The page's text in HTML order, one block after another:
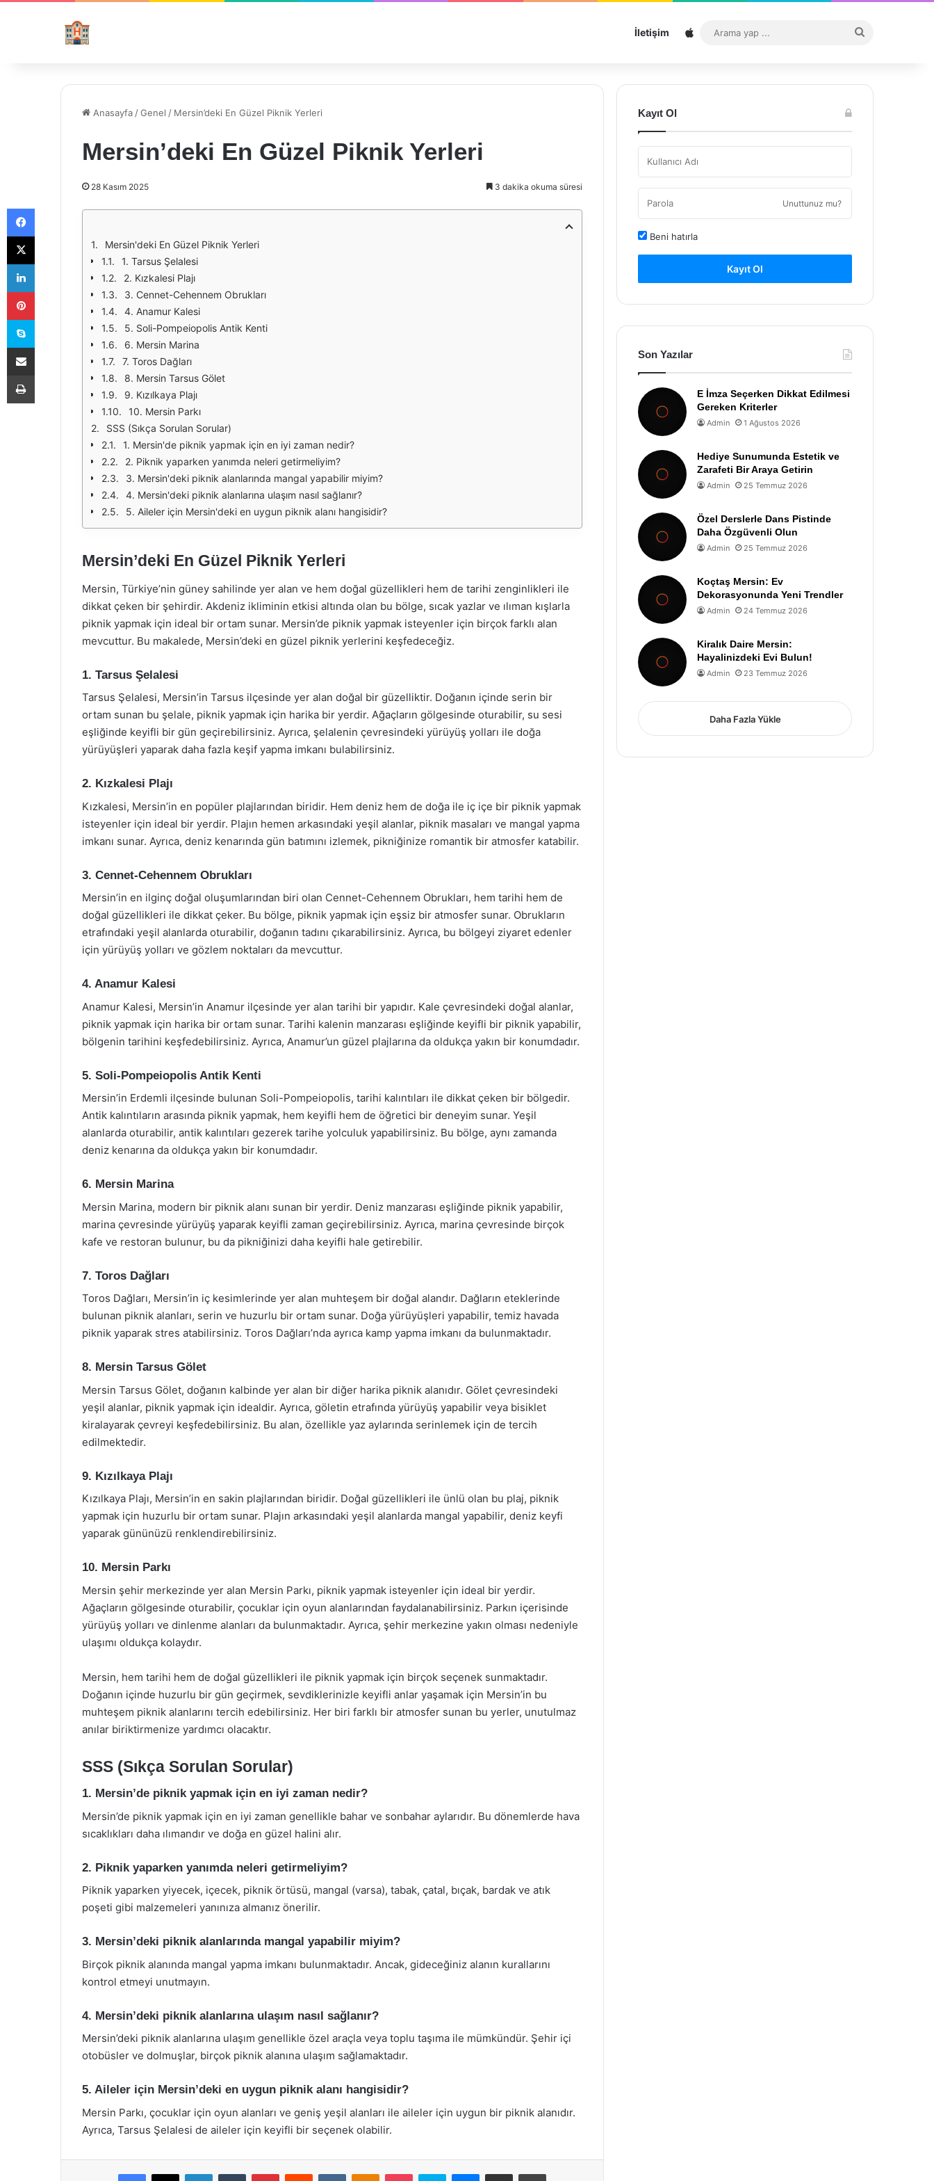
İletişim Sitemap
...
Anasayfa /Genel / Mersin’deki En Güzel Piknik Yerleri
Mersin’deki En Güzel Piknik Yerleri
28 Kasım 2025 3 dakika okuma süresi
Mersin'deki En Güzel Piknik Yerleri
1. Tarsus Şelalesi
2. Kızkalesi Plajı
3. Cennet-Cehennem Obrukları
4. Anamur Kalesi
5. Soli-Pompeiopolis Antik Kenti
6. Mersin Marina
7. Toros Dağları
8. Mersin Tarsus Gölet
9. Kızılkaya Plajı
10. Mersin Parkı
SSS (Sıkça Sorulan Sorular)
1. Mersin'de piknik yapmak için en iyi zaman nedir?
2. Piknik yaparken yanımda neleri getirmeliyim?
3. Mersin'deki piknik alanlarında mangal yapabilir miyim?
4. Mersin'deki piknik alanlarına ulaşım nasıl sağlanır?
5. Aileler için Mersin'deki en uygun piknik alanı hangisidir?
Mersin’deki En Güzel Piknik Yerleri
Mersin, Türkiye’nin güney sahilinde yer alan ve hem doğal güzellikleri hem de tarihi zenginlikleri ile
dikkat çeken bir şehirdir. Akdeniz ikliminin etkisi altında olan bu bölge, sıcak yazlar ve ılıman kışlarla
piknik yapmak için ideal bir ortam sunar. Mersin’de piknik yapmak isteyenler için birçok farklı alan
mevcuttur. Bu makalede, Mersin’deki en güzel piknik yerlerini keşfedeceğiz.
1. Tarsus Şelalesi
Tarsus Şelalesi, Mersin’in Tarsus ilçesinde yer alan doğal bir güzelliktir. Doğanın içinde serin bir
ortam sunan bu şelale, piknik yapmak için harika bir yerdir. Ağaçların gölgesinde oturabilir, su sesi
eşliğinde keyifli bir gün geçirebilirsiniz. Ayrıca, şelalenin çevresindeki yürüyüş yolları ile doğa
yürüyüşleri yaparak daha fazla keşif yapma imkanı bulabilirsiniz.
2. Kızkalesi Plajı
Kızkalesi, Mersin’in en popüler plajlarından biridir. Hem deniz hem de doğa ile iç içe bir piknik yapmak
isteyenler için ideal bir yerdir. Plajın hemen arkasındaki yeşil alanlar, piknik masaları ve mangal yapma
imkanı sunar. Ayrıca, deniz kenarında gün batımını izlemek, pikniğinize romantik bir atmosfer katabilir.
3. Cennet-Cehennem Obrukları
Mersin’in en ilginç doğal oluşumlarından biri olan Cennet-Cehennem Obrukları, hem tarihi hem de
doğal güzellikleri ile dikkat çeker. Bu bölge, piknik yapmak için eşsiz bir atmosfer sunar. Obrukların
etrafındaki yeşil alanlarda oturabilir, doğanın tadını çıkarabilirsiniz. Ayrıca, bu bölgeyi ziyaret edenler
için yürüyüş yolları ve gözlem noktaları da mevcuttur.
4. Anamur Kalesi
Anamur Kalesi, Mersin’in Anamur ilçesinde yer alan tarihi bir yapıdır. Kale çevresindeki doğal alanlar,
piknik yapmak için harika bir ortam sunar. Tarihi kalenin manzarası eşliğinde keyifli bir piknik yapabilir,
bölgenin tarihini keşfedebilirsiniz. Ayrıca, Anamur’un güzel plajlarına da oldukça yakın bir konumdadır.
5. Soli-Pompeiopolis Antik Kenti
Mersin’in Erdemli ilçesinde bulunan Soli-Pompeiopolis, tarihi kalıntıları ile dikkat çeken bir bölgedir.
Antik kalıntıların arasında piknik yapmak, hem keyifli hem de öğretici bir deneyim sunar. Yeşil
alanlarda oturabilir, antik kalıntıları gezerek tarihe yolculuk yapabilirsiniz. Bu bölge, aynı zamanda
deniz kenarına da oldukça yakın bir konumdadır.
6. Mersin Marina
Mersin Marina, modern bir piknik alanı sunan bir yerdir. Deniz manzarası eşliğinde piknik yapabilir,
marina çevresinde yürüyüş yaparak keyifli zaman geçirebilirsiniz. Ayrıca, marina çevresinde birçok
kafe ve restoran bulunur, bu da pikniğinizi daha keyifli hale getirebilir.
7. Toros Dağları
Toros Dağları, Mersin’in iç kesimlerinde yer alan muhteşem bir doğal alandır. Dağların eteklerinde
bulunan piknik alanları, serin ve huzurlu bir ortam sunar. Doğa yürüyüşleri yapabilir, temiz havada
piknik yaparak stres atabilirsiniz. Toros Dağları’nda ayrıca kamp yapma imkanı da bulunmaktadır.
8. Mersin Tarsus Gölet
Mersin Tarsus Gölet, doğanın kalbinde yer alan bir diğer harika piknik alanıdır. Gölet çevresindeki
yeşil alanlar, piknik yapmak için idealdir. Ayrıca, göletin etrafında yürüyüş yapabilir veya bisiklet
kiralayarak çevreyi keşfedebilirsiniz. Bu alan, özellikle yaz aylarında serinlemek için de tercih
edilmektedir.
9. Kızılkaya Plajı
Kızılkaya Plajı, Mersin’in en sakin plajlarından biridir. Doğal güzellikleri ile ünlü olan bu plaj, piknik
yapmak için huzurlu bir ortam sunar. Plajın arkasındaki yeşil alanlarda mangal yapabilir, deniz keyfi
yaparak gününüzü renklendirebilirsiniz.
10. Mersin Parkı
Mersin şehir merkezinde yer alan Mersin Parkı, piknik yapmak isteyenler için ideal bir yerdir.
Ağaçların gölgesinde oturabilir, çocuklar için oyun alanlarından faydalanabilirsiniz. Parkın içerisinde
yürüyüş yolları ve dinlenme alanları da bulunmaktadır. Ayrıca, şehir merkezine yakın olması nedeniyle
ulaşımı oldukça kolaydır.
Mersin, hem tarihi hem de doğal güzellikleri ile piknik yapmak için birçok seçenek sunmaktadır.
Doğanın içinde huzurlu bir gün geçirmek, sevdiklerinizle keyifli anlar yaşamak için Mersin’in bu
muhteşem piknik alanlarını tercih edebilirsiniz. Her biri farklı bir atmosfer sunan bu yerler, unutulmaz
anılar biriktirmenize yardımcı olacaktır.
SSS (Sıkça Sorulan Sorular)
1. Mersin’de piknik yapmak için en iyi zaman nedir?
Mersin’de piknik yapmak için en iyi zaman genellikle bahar ve sonbahar aylarıdır. Bu dönemlerde hava
sıcaklıkları daha ılımandır ve doğa en güzel halini alır.
2. Piknik yaparken yanımda neleri getirmeliyim?
Piknik yaparken yiyecek, içecek, piknik örtüsü, mangal (varsa), tabak, çatal, bıçak, bardak ve atık
poşeti gibi malzemeleri yanınıza almanız önerilir.
3. Mersin’deki piknik alanlarında mangal yapabilir miyim?
Birçok piknik alanında mangal yapma imkanı bulunmaktadır. Ancak, gideceğiniz alanın kurallarını
kontrol etmeyi unutmayın.
4. Mersin’deki piknik alanlarına ulaşım nasıl sağlanır?
Mersin’deki piknik alanlarına ulaşım genellikle özel araçla veya toplu taşıma ile mümkündür. Şehir içi
otobüsler ve dolmuşlar, birçok piknik alanına ulaşım sağlamaktadır.
5. Aileler için Mersin’deki en uygun piknik alanı hangisidir?
Mersin Parkı, çocuklar için oyun alanları ve geniş yeşil alanları ile aileler için uygun bir piknik alanıdır.
Ayrıca, Tarsus Şelalesi de aileler için keyifli bir seçenek olabilir.
Facebook
X LinkedInTumblr PinterestReddit VKontakteOdnoklassniki
Pocket Skype Messenger
E-Posta ile paylaş Yazdır
Kayıt Ol
Unuttunuz mu?
Beni hatırla
Kayıt Ol
Son Yazılar
E İmza Seçerken Dikkat Edilmesi
Gereken Kriterler
Admin 1 Ağustos 2026
Hediye Sunumunda Estetik ve
Zarafeti Bir Araya Getirin
Admin 25 Temmuz 2026
Özel Derslerle Dans Pistinde
Daha Özgüvenli Olun
Admin 25 Temmuz 2026
Koçtaş Mersin: Ev
Dekorasyonunda Yeni Trendler
Admin 24 Temmuz 2026
Kiralık Daire Mersin:
Hayalinizdeki Evi Bulun!
Admin 23 Temmuz 2026
Daha Fazla Yükle
Facebook
X
LinkedIn
Pinterest
Skype
E-Posta ile paylaş